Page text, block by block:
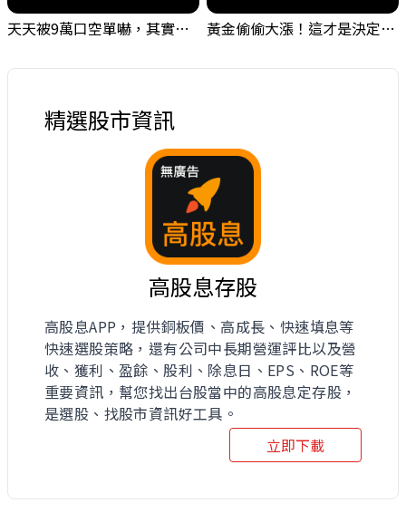
天天被9萬口空單嚇，其實你盯錯地方了｜Mr.Jimmy高志銘 #台股 #外資期貨 #融資 黃金偷偷大漲！這才是決定台股生死的「真風向球」！｜Mr.Jimmy高志銘 #黃金 #美元指數 #聯準會
精選股市資訊
高股息存股
高股息APP，提供銅板價、高成長、快速填息等
快速選股策略，還有公司中長期營運評比以及營
收、獲利、盈餘、股利、除息日、EPS、ROE等
重要資訊，幫您找出台股當中的高股息定存股，
是選股、找股市資訊好工具。
立即下載